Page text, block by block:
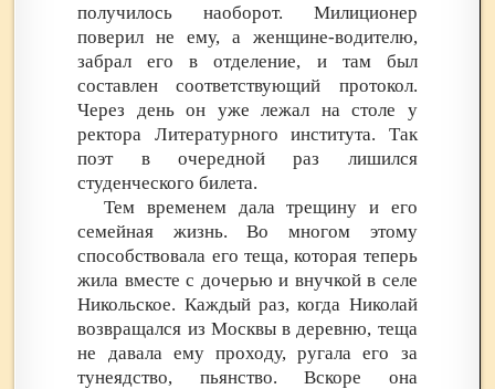
получилось наоборот. Милиционер
поверил не ему, а женщине-водителю,
забрал его в отделение, и там был
составлен соответствующий протокол.
Через день он уже лежал на столе у
ректора Литературного института. Так
поэт в очередной раз лишился
студенческого билета.
Тем временем дала трещину и его
семейная жизнь. Во многом этому
способствовала его теща, которая теперь
жила вместе с дочерью и внучкой в селе
Никольское. Каждый раз, когда Николай
возвращался из Москвы в деревню, теща
не давала ему проходу, ругала его за
тунеядство, пьянство. Вскоре она